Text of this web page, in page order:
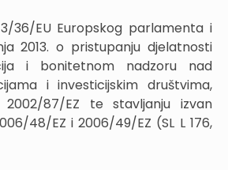
36/EU Europskog parlamenta i
2013. o pristupanju djelatnosti
i bonitetnom nadzoru nad
i investicijskim društvima,
2002/87/EZ te stavljanju izvan
48/EZ i 2006/49/EZ (SL L 176,